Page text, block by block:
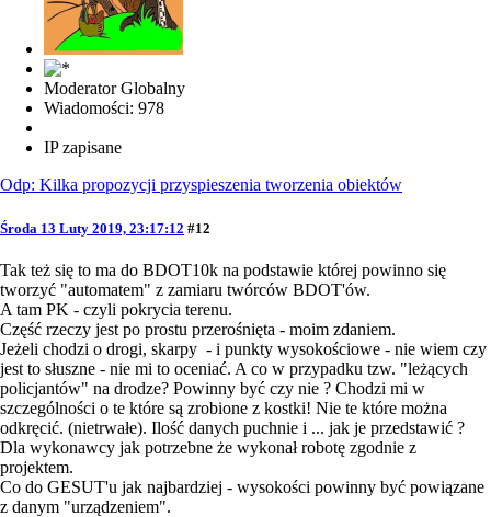
Moderator Globalny
Wiadomości: 978
IP zapisane
Odp: Kilka propozycji przyspieszenia tworzenia obiektów
Środa 13 Luty 2019, 23:17:12 #12
Tak też się to ma do BDOT10k na podstawie której powinno się
tworzyć "automatem" z zamiaru twórców BDOT'ów.
A tam PK - czyli pokrycia terenu.
Część rzeczy jest po prostu przerośnięta - moim zdaniem.
Jeżeli chodzi o drogi, skarpy - i punkty wysokościowe - nie wiem czy
jest to słuszne - nie mi to oceniać. A co w przypadku tzw. "leżących
policjantów" na drodze? Powinny być czy nie ? Chodzi mi w
szczególności o te które są zrobione z kostki! Nie te które można
odkręcić. (nietrwałe). Ilość danych puchnie i ... jak je przedstawić ?
Dla wykonawcy jak potrzebne że wykonał robotę zgodnie z
projektem.
Co do GESUT'u jak najbardziej - wysokości powinny być powiązane
z danym "urządzeniem".